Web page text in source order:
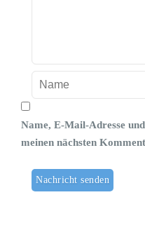
Name, E-Mail-Adresse
meinen nächsten